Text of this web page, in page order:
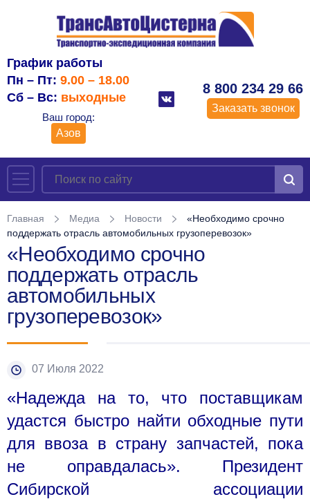
График работы
Пн – Пт: 9.00 – 18.00
Сб – Вс: выходные
Ваш город:
Азов
8 800 234 29 66
Заказать звонок
Главная Медиа Новости
«Необходимо срочно
поддержать отрасль автомобильных грузоперевозок»
«Необходимо срочно
поддержать отрасль
автомобильных
грузоперевозок»
07 Июля 2022
«Надежда на то, что поставщикам
удастся быстро найти обходные пути
для ввоза в страну запчастей, пока
не оправдалась». Президент
Сибирской ассоциации